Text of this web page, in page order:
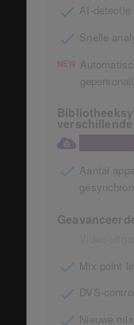
AI-
Snelle
NEW
Aantal
Mix point
DVS-
Nieuwe